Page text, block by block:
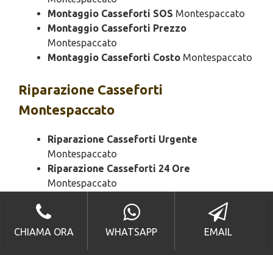
Montaggio Casseforti SOS Montespaccato
Montaggio Casseforti Prezzo
Montespaccato
Montaggio Casseforti Costo Montespaccato
Riparazione Casseforti
Montespaccato
Riparazione Casseforti Urgente
Montespaccato
Riparazione Casseforti 24 Ore
Montespaccato
Montespaccato
Riparazione Casseforti Economico
CHIAMA ORA WHATSAPP EMAIL